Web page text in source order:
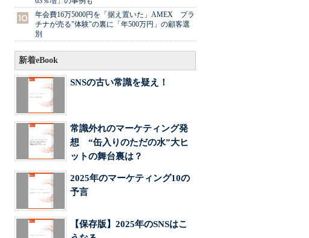
年会費16万5000円を「据え置いた」AMEX プラ
チナが売る"体験"の裏に「年500万円」の顧客選
別
新着eBook
SNSの古い常識を疑え！
常識外れのマーケティング発
想 “缶入りのただの水”大ヒ
ットの舞台裏は？
2025年のマーケティング10の
予言
【保存版】2025年のSNSはこ